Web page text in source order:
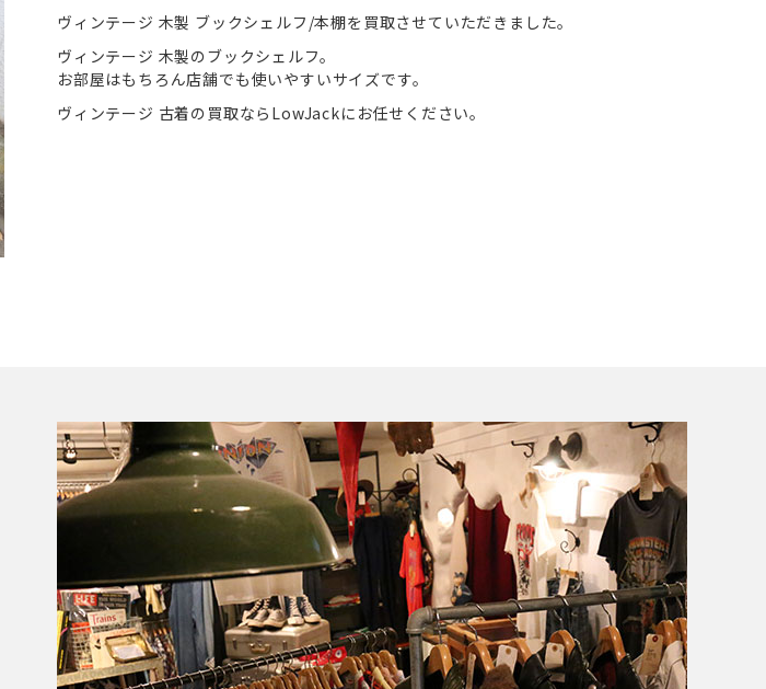
ヴィンテージ 木製 ブックシェルフ/本棚を買取させていただきました。
ヴィンテージ 木製のブックシェルフ。
お部屋はもちろん店舗でも使いやすいサイズです。
ヴィンテージ 古着の買取ならLowJackにお任せください。